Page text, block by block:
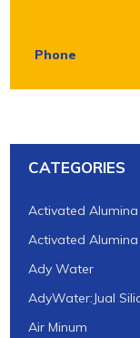
Phone
CATEGORIES
Activated Alumina
Activated
Ady Water
AdyWater:Jual
Air Minum